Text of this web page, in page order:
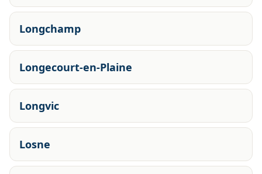
Longchamp
Longecourt-en-Plaine
Longvic
Losne